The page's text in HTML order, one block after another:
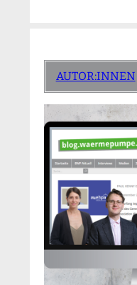
AUTOR:INNEN